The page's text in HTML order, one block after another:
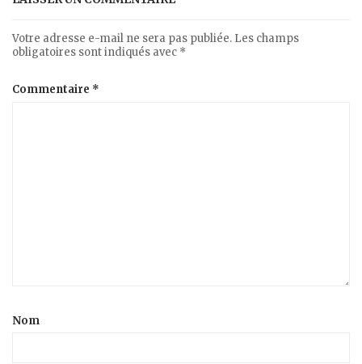
Votre adresse e-mail ne sera pas publiée. Les champs
obligatoires sont indiqués avec *
Commentaire *
Nom